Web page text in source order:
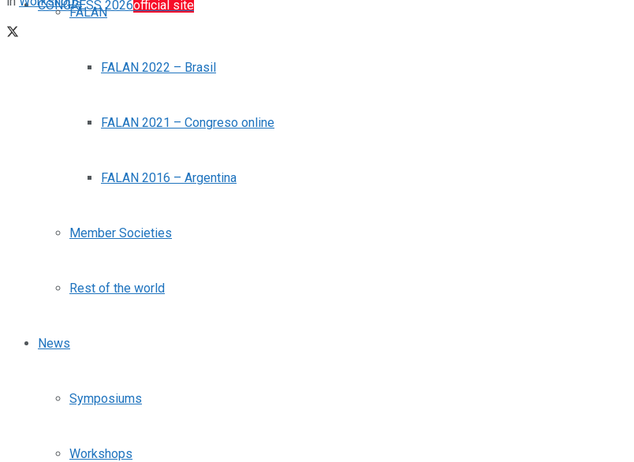
CONGRESS 2026official site
FALAN
FALAN 2022 – Brasil
FALAN 2021 – Congreso online
FALAN 2016 – Argentina
Member Societies
Rest of the world
News
Symposiums
Workshops